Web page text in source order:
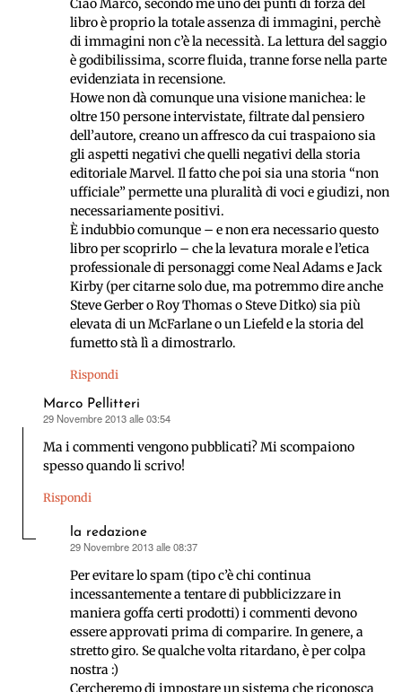
Ciao Marco, secondo me uno dei punti di forza del
libro è proprio la totale assenza di immagini, perchè
di immagini non c’è la necessità. La lettura del saggio
è godibilissima, scorre fluida, tranne forse nella parte
evidenziata in recensione.
Howe non dà comunque una visione manichea: le
oltre 150 persone intervistate, filtrate dal pensiero
dell’autore, creano un affresco da cui traspaiono sia
gli aspetti negativi che quelli negativi della storia
editoriale Marvel. Il fatto che poi sia una storia “non
ufficiale” permette una pluralità di voci e giudizi, non
necessariamente positivi.
È indubbio comunque – e non era necessario questo
libro per scoprirlo – che la levatura morale e l’etica
professionale di personaggi come Neal Adams e Jack
Kirby (per citarne solo due, ma potremmo dire anche
Steve Gerber o Roy Thomas o Steve Ditko) sia più
elevata di un McFarlane o un Liefeld e la storia del
fumetto stà lì a dimostrarlo.
Rispondi
Marco Pellitteri
ha
detto:
29 Novembre 2013 alle 03:54
Ma i commenti vengono pubblicati? Mi scompaiono
spesso quando li scrivo!
Rispondi
la redazione
ha
detto:
29 Novembre 2013 alle 08:37
Per evitare lo spam (tipo c’è chi continua
incessantemente a tentare di pubblicizzare in
maniera goffa certi prodotti) i commenti devono
essere approvati prima di comparire. In genere, a
stretto giro. Se qualche volta ritardano, è per colpa
nostra :)
Cercheremo di impostare un sistema che riconosca